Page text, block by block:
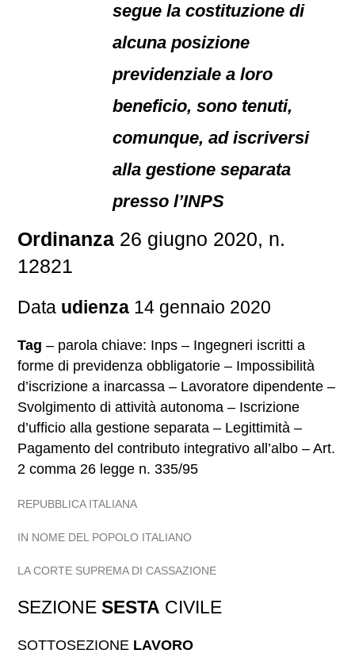
segue la costituzione di
alcuna posizione
previdenziale a loro
beneficio, sono tenuti,
comunque, ad iscriversi
alla gestione separata
presso l’INPS
Ordinanza 26 giugno 2020, n.
12821
Data udienza 14 gennaio 2020
Tag – parola chiave: Inps – Ingegneri iscritti a
forme di previdenza obbligatorie – Impossibilità
d’iscrizione a inarcassa – Lavoratore dipendente –
Svolgimento di attività autonoma – Iscrizione
d’ufficio alla gestione separata – Legittimità –
Pagamento del contributo integrativo all’albo – Art.
2 comma 26 legge n. 335/95
REPUBBLICA ITALIANA
IN NOME DEL POPOLO ITALIANO
LA CORTE SUPREMA DI CASSAZIONE
SEZIONESESTA CIVILE
SOTTOSEZIONE LAVORO